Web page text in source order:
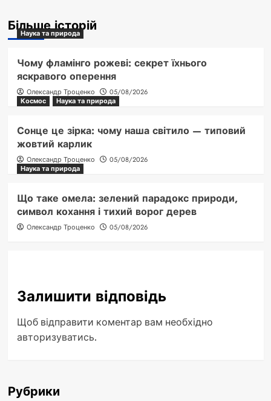
Більше історій
Наука та природа
Чому фламінго рожеві: секрет їхнього
яскравого оперення
Олександр Троценко
05/08/2026
Космос
Наука та природа
Сонце це зірка: чому наша світило — типовий
жовтий карлик
Олександр Троценко
05/08/2026
Наука та природа
Що таке омела: зелений парадокс природи,
символ кохання і тихий ворог дерев
Олександр Троценко 05/08/2026
Залишити відповідь
Щоб відправити коментар вам необхідно
авторизуватись.
Рубрики